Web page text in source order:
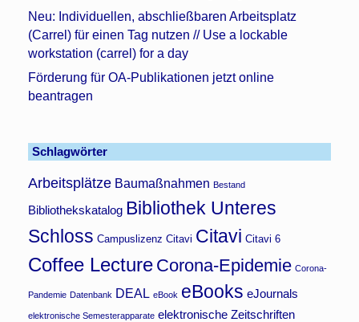
Neu: Individuellen, abschließbaren Arbeitsplatz
(Carrel) für einen Tag nutzen // Use a lockable
workstation (carrel) for a day
Förderung für OA-Publikationen jetzt online
beantragen
Schlagwörter
Arbeitsplätze Baumaßnahmen Bestand
Bibliothekskatalog Bibliothek Unteres
Schloss Campuslizenz Citavi Citavi Citavi 6
Coffee Lecture Corona-Epidemie Corona-
Pandemie Datenbank DEAL eBook eBooks eJournals
elektronische Semesterapparate elektronische Zeitschriften